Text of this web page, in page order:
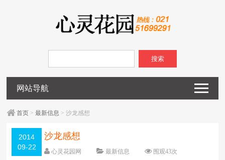
搜索
网站导航
首页 >最新信息 > 沙龙感想
2014
09-22
沙龙感想
心灵花园网 最新信息 围观43次